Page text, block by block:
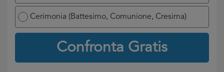
Cerimonia (Battesimo, Comunione, Cresima)
Confronta Gratis